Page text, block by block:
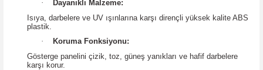
·
Dayanıklı Malzeme:
Isıya, darbelere ve UV ışınlarına karşı dirençli yüksek kalite ABS
plastik.
·
Koruma Fonksiyonu:
Gösterge panelini çizik, toz, güneş yanıkları ve hafif darbelere
karşı korur.